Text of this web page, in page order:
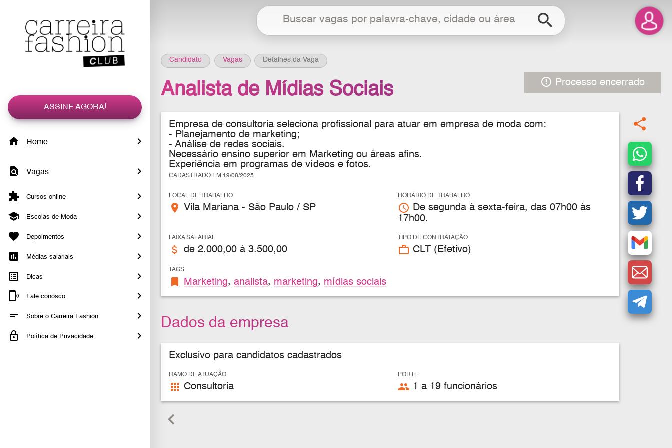
ASSINE AGORA!
Home
Vagas
Cursos online
Escolas de Moda
Depoimentos
Médias salariais
Dicas
Fale conosco
Sobre o Carreira Fashion
Política de Privacidade
search
Candidato Vagas Detalhes da Vaga
error_outline Processo encerrado
Analista de Mídias Sociais
Empresa de consultoria seleciona profissional para atuar em empresa de moda com:
- Planejamento de marketing;
- Análise de redes sociais.
Necessário ensino superior em Marketing ou áreas afins.
Experiência em programas de vídeos e fotos.
CADASTRADO EM 19/08/2025
LOCAL DE TRABALHO
place Vila Mariana - São Paulo / SP
HORÁRIO DE TRABALHO
access_time De segunda à sexta-feira, das 07h00 às
17h00.
FAIXA SALARIAL
attach_money de 2.000,00 à 3.500,00
TIPO DE CONTRATAÇÃO
work_outline CLT (Efetivo)
TAGS
bookmark Marketing, analista, marketing, mídias sociais
Dados da empresa
Exclusivo para candidatos cadastrados
RAMO DE ATUAÇÃO
apps Consultoria
PORTE
people 1 a 19 funcionários
keyboard_arrow_left
share